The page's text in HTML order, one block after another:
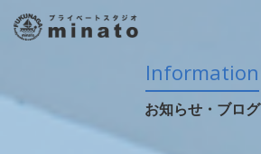
Information
お知らせ・ブログ